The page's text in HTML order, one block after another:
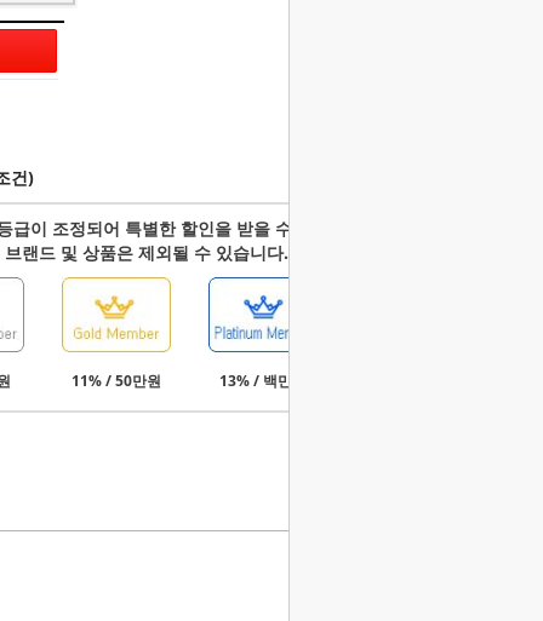
건)
급이 조정되어 특별한 할인을 받을 수 있습니다.
랜드 및 상품은 제외될 수 있습니다.
11% / 50만원 13% / 백만원